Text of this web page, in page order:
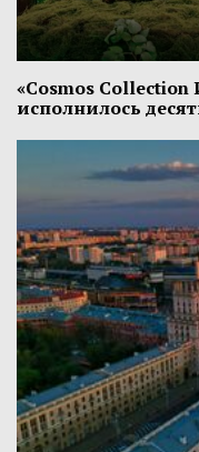
«Cosmos
исполнилось